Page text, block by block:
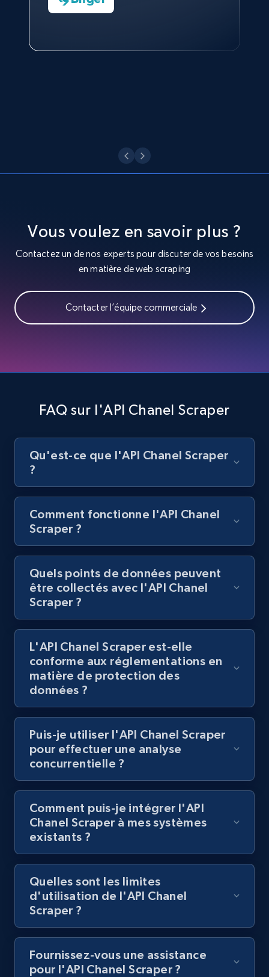
Sarah Melville
Charmagne Cruz
Philippines Inc.
Vous voulez en savoir plus ?
Contactez un de nos experts pour discuter de vos besoins
en matière de web scraping
Contacter l’équipe commerciale
FAQ sur l'API Chanel Scraper
Qu'est-ce que l'API Chanel Scraper
?
Comment fonctionne l'API Chanel
Scraper ?
Quels points de données peuvent
être collectés avec l'API Chanel
Scraper ?
L'API Chanel Scraper est-elle
conforme aux réglementations en
matière de protection des
données ?
Puis-je utiliser l'API Chanel Scraper
pour effectuer une analyse
concurrentielle ?
Comment puis-je intégrer l'API
Chanel Scraper à mes systèmes
existants ?
Quelles sont les limites
d'utilisation de l'API Chanel
Scraper ?
Fournissez-vous une assistance
pour l'API Chanel Scraper ?